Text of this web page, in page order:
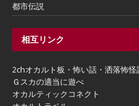
都市伝説
相互リンク
2chオカルト板・怖い話・洒落怖
Ｇスカの適当に遊べ
オカルティックコネクト